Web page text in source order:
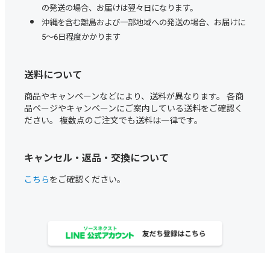
の発送の場合、お届けは翌々日になります。
沖縄を含む離島および一部地域への発送の場合、お届けに
5～6日程度かかります
送料について
商品やキャンペーンなどにより、送料が異なります。 各商
品ページやキャンペーンにご案内している送料をご確認く
ださい。 複数点のご注文でも送料は一律です。
キャンセル・返品・交換について
こちらをご確認ください。